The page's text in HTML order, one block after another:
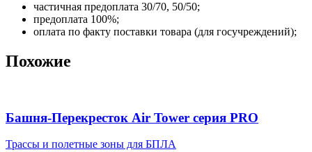
частичная предоплата 30/70, 50/50;
предоплата 100%;
оплата по факту поставки товара (для госучреждений);
Похожие
Башня-Перекресток Air Tower серия PRO
Трассы и полетные зоны для БПЛА